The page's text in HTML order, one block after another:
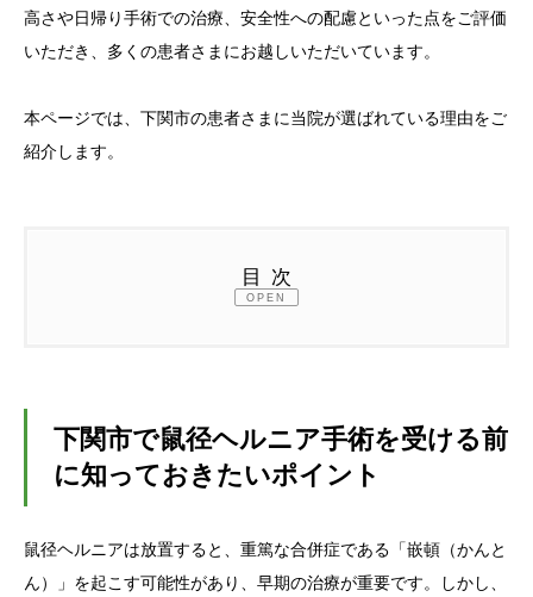
高さや日帰り手術での治療、安全性への配慮といった点をご評価
いただき、多くの患者さまにお越しいただいています。
本ページでは、下関市の患者さまに当院が選ばれている理由をご
紹介します。
目次
OPEN
2.鼠径ヘルニアとは？症状と放置するリスク
2.1.鼠径ヘルニアの主な症状
2.2.鼠径ヘルニアは放置すると危険
下関市で鼠径ヘルニア手術を受ける前
に知っておきたいポイント
鼠径ヘルニアは放置すると、重篤な合併症である「嵌頓（かんと
ん）」を起こす可能性があり、早期の治療が重要です。しかし、
受診予約